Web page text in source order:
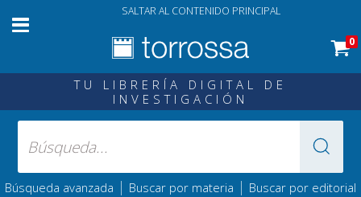
SALTAR AL CONTENIDO PRINCIPAL
0
TU LIBRERÍA DIGITAL DE
INVESTIGACIÓN
Búsqueda avanzada | Buscar por materia | Buscar por editorial